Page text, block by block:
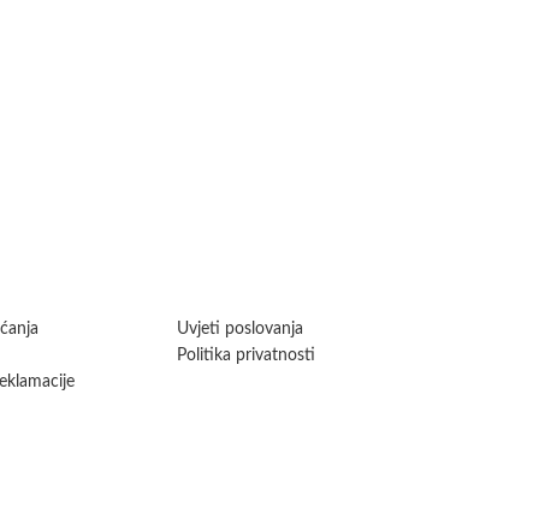
Uvjeti poslovanja
Politika privatnosti